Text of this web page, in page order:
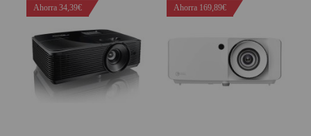
Ahorra 34,39€ Ahorra 169,89€